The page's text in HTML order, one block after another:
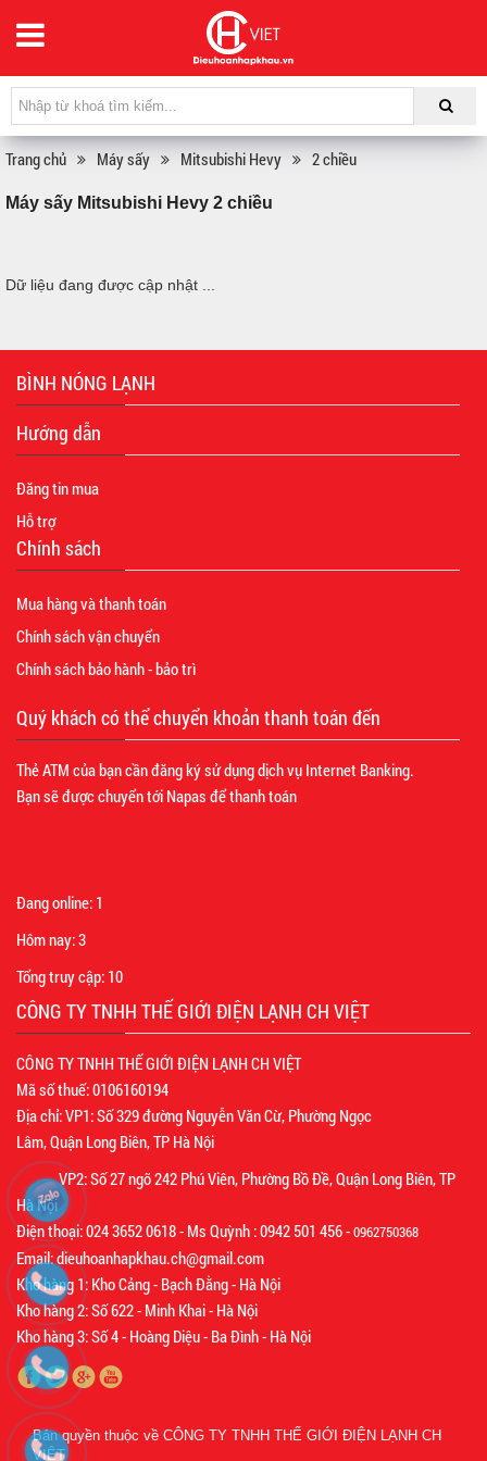
Trang chủ Máy sấy Mitsubishi Hevy 2 chiều
Máy sấy Mitsubishi Hevy 2 chiều
Dữ liệu đang được cập nhật ...
BÌNH NÓNG LẠNH
Hướng dẫn
Đăng tin mua
Hỗ trợ
Chính sách
Mua hàng và thanh toán
Chính sách vận chuyển
Chính sách bảo hành - bảo trì
Quý khách có thể chuyển khoản thanh toán đến
Thẻ ATM của bạn cần đăng ký sử dụng dịch vụ Internet Banking.
Bạn sẽ được chuyển tới Napas để thanh toán
Đang online: 1
Hôm nay:3
Tổng truy cập: 10
CÔNG TY TNHH THẾ GIỚI ĐIỆN LẠNH CH VIỆT
CÔNG TY TNHH THẾ GIỚI ĐIỆN LẠNH CH VIỆT
Mã số thuế: 0106160194
Địa chỉ: VP1: Số 329 đường Nguyễn Văn Cừ, Phường Ngọc
Lâm, Quận Long Biên, TP Hà Nội
VP2: Số 27 ngõ 242 Phú Viên, Phường Bồ Đề, Quận Long Biên, TP
Hà Nội
Điện thoại: 024 3652 0618 - Ms Quỳnh : 0942 501 456 -0962750368
Email: dieuhoanhapkhau.ch@gmail.com
Kho hàng 1: Kho Cảng - Bạch Đằng - Hà Nội
Kho hàng 2: Số 622 - Minh Khai - Hà Nội
Kho hàng 3: Số 4 - Hoàng Diệu - Ba Đình - Hà Nội
Bản quyền thuộc về CÔNG TY TNHH THẾ GIỚI ĐIỆN LẠNH CH
VIỆT